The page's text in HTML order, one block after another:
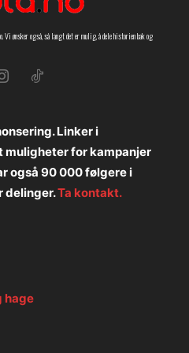
Vi ønsker også, så langt det er mulig, å dele historien bak og
Linker i
for kampanjer
også 90 000 følgere i
delinger.Ta kontakt.
hage